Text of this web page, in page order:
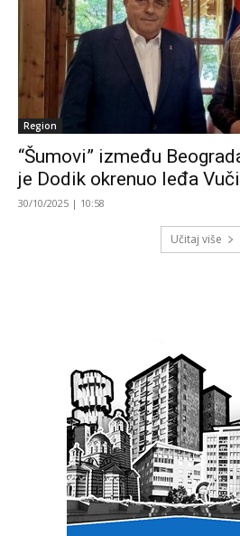
Region
“Šumovi” između
je Dodik okrenuo leđa
30/10/2025 | 10:58
Učitaj više